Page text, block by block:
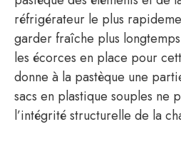
réfrigérateur le plus
garder fraîche plus
les écorces en place pour
donne à la pastèque une
sacs en plastique souples ne
l’intégrité structurelle de la